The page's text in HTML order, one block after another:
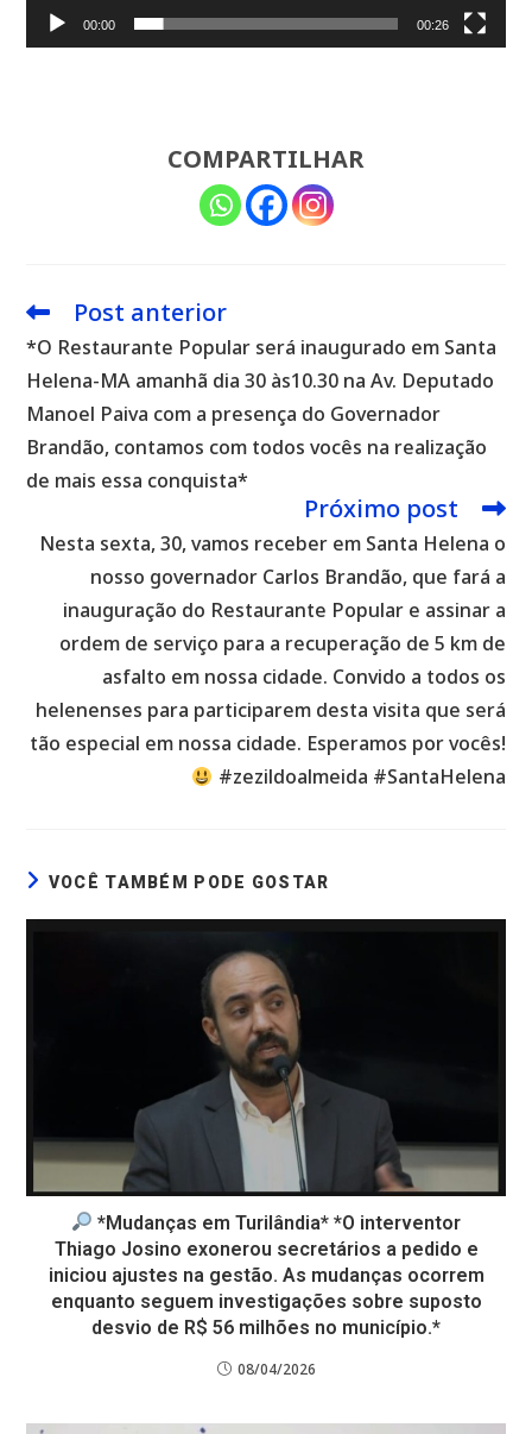
00:00 00:26
COMPARTILHAR
Leia
artigos
Post anterior
*O Restaurante Popular será inaugurado em Santa
Helena-MA amanhã dia 30 às10.30 na Av. Deputado
Manoel Paiva com a presença do Governador
Brandão, contamos com todos vocês na realização
de mais essa conquista*
Próximo post
Nesta sexta, 30, vamos receber em Santa Helena o
nosso governador Carlos Brandão, que fará a
inauguração do Restaurante Popular e assinar a
ordem de serviço para a recuperação de 5 km de
asfalto em nossa cidade. Convido a todos os
helenenses para participarem desta visita que será
tão especial em nossa cidade. Esperamos por vocês!
#zezildoalmeida #SantaHelena
VOCÊ TAMBÉM PODE GOSTAR
*Mudanças em Turilândia* *O interventor
Thiago Josino exonerou secretários a pedido e
iniciou ajustes na gestão. As mudanças ocorrem
enquanto seguem investigações sobre suposto
desvio de R$ 56 milhões no município.*
08/04/2026